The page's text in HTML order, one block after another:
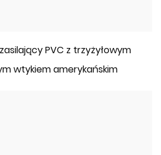
PVC z trzyżyłowym
wtykiem amerykańskim